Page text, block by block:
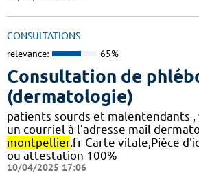
CONSULTATIONS
relevance: 65%
Consultation de
(dermatologie)
patients sourds et malentendants
un courriel à l’adresse mail
montpellier.fr Carte vitale,Pièce
ou attestation 100%
10/04/2025 17:06